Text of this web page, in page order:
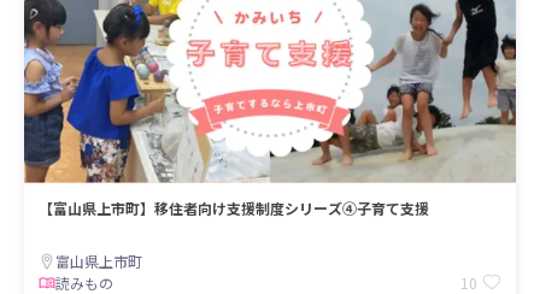
【富山県上市町】移住者向け支援制度シリーズ④子育て支援
富山県上市町
読みもの
10